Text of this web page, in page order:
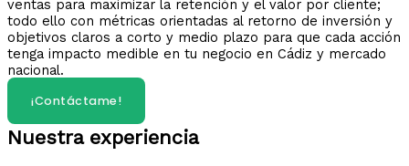
ventas para maximizar la retención y el valor por cliente;
todo ello con métricas orientadas al retorno de inversión y
objetivos claros a corto y medio plazo para que cada acción
tenga impacto medible en tu negocio en Cádiz y mercado
nacional.
¡Contáctame!
Nuestra experiencia